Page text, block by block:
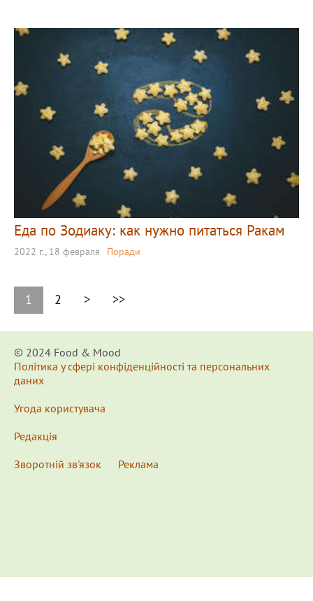
Еда по Зодиаку: как нужно питаться Ракам
2022 г., 18 февраля Поради
1 2 > >>
© 2024 Food & Мood
Політика у сфері конфіденційності та персональних
даних
Угода користувача
Редакція
Зворотній зв'язок
Реклама